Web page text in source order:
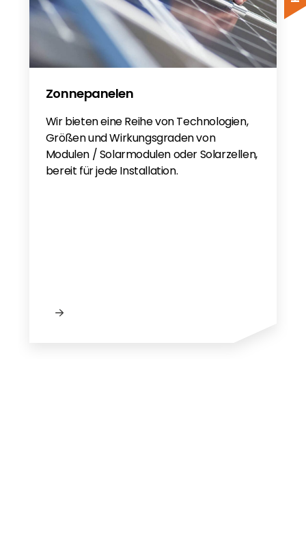
Schletter Produktkatalog 2025
Schletter Product Catalogue 2025
Schletter On Roof Warranty
Zonnepanelen
Wir bieten eine Reihe von Technologien,
Größen und Wirkungsgraden von
Modulen / Solarmodulen oder Solarzellen,
bereit für jede Installation.